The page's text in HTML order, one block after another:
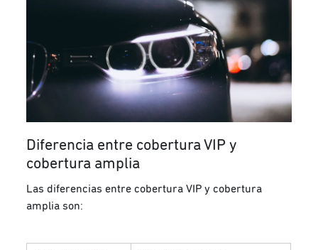
Diferencia entre cobertura VIP y
cobertura amplia
Las diferencias entre cobertura VIP y cobertura
amplia son: